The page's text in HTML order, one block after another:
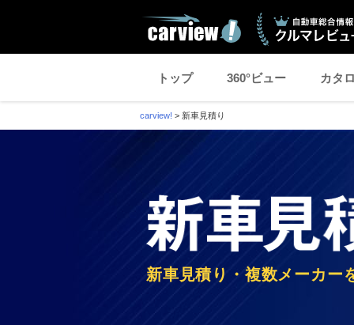
トップ 360°ビュー カタ
carview! > 新車見積り
新車見積り・複数メーカー